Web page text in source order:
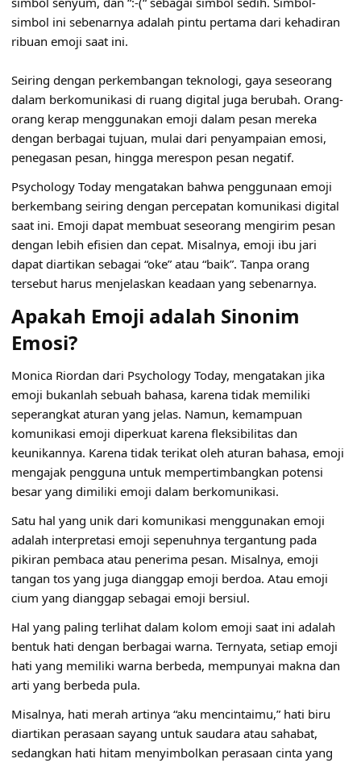
simbol ini sebenarnya adalah pintu pertama dari kehadiran
ribuan emoji saat ini.
Seiring dengan perkembangan teknologi, gaya seseorang
dalam berkomunikasi di ruang digital juga berubah. Orang-
orang kerap menggunakan emoji dalam pesan mereka
dengan berbagai tujuan, mulai dari penyampaian emosi,
penegasan pesan, hingga merespon pesan negatif.
Psychology Today mengatakan bahwa penggunaan emoji
berkembang seiring dengan percepatan komunikasi digital
saat ini. Emoji dapat membuat seseorang mengirim pesan
dengan lebih efisien dan cepat. Misalnya, emoji ibu jari
dapat diartikan sebagai “oke” atau “baik”. Tanpa orang
tersebut harus menjelaskan keadaan yang sebenarnya.
Apakah Emoji adalah Sinonim
Emosi?
Monica Riordan dari Psychology Today, mengatakan jika
emoji bukanlah sebuah bahasa, karena tidak memiliki
seperangkat aturan yang jelas. Namun, kemampuan
komunikasi emoji diperkuat karena fleksibilitas dan
keunikannya. Karena tidak terikat oleh aturan bahasa, emoji
mengajak pengguna untuk mempertimbangkan potensi
besar yang dimiliki emoji dalam berkomunikasi.
Satu hal yang unik dari komunikasi menggunakan emoji
adalah interpretasi emoji sepenuhnya tergantung pada
pikiran pembaca atau penerima pesan. Misalnya, emoji
tangan tos yang juga dianggap emoji berdoa. Atau emoji
cium yang dianggap sebagai emoji bersiul.
Hal yang paling terlihat dalam kolom emoji saat ini adalah
bentuk hati dengan berbagai warna. Ternyata, setiap emoji
hati yang memiliki warna berbeda, mempunyai makna dan
arti yang berbeda pula.
Misalnya, hati merah artinya “aku mencintaimu,” hati biru
diartikan perasaan sayang untuk saudara atau sahabat,
sedangkan hati hitam menyimbolkan perasaan cinta yang